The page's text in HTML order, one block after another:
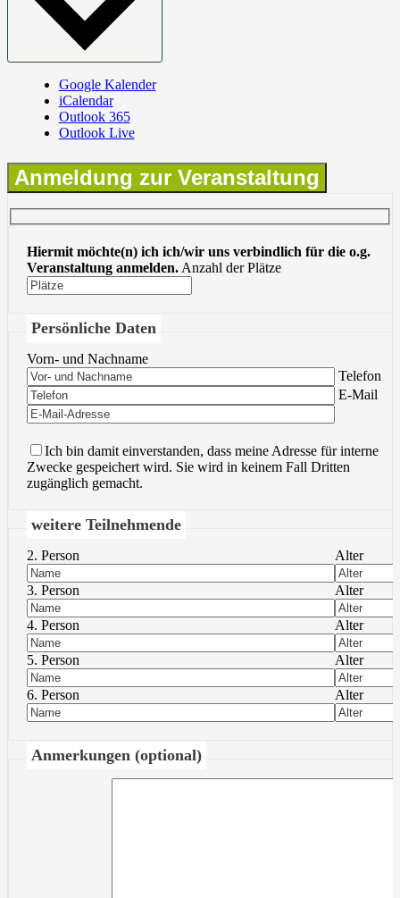
Google Kalender
iCalendar
Outlook 365
Outlook Live
Anmeldung zur Veranstaltung
Hiermit möchte(n) ich ich/wir uns verbindlich für die o.g.
Veranstaltung anmelden.Anzahl der Plätze
Persönliche Daten
Vorn- und Nachname
Bitte lasse
Telefon
Bitte lasse
E-Mail
Ich bin damit einverstanden, dass meine Adresse für interne
Zwecke gespeichert wird. Sie wird in keinem Fall Dritten
zugänglich gemacht.
weitere Teilnehmende
2. Person Alter
3. Person Alter
4. Person Alter
5. Person Alter
6. Person Alter
Anmerkungen (optional)